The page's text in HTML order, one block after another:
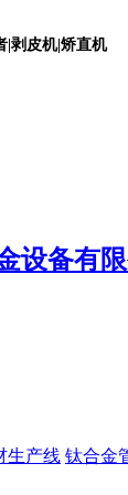
剥皮机|矫直机
生产线 钛合金